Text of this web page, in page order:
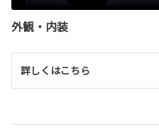
外観・内装
詳しくはこちら